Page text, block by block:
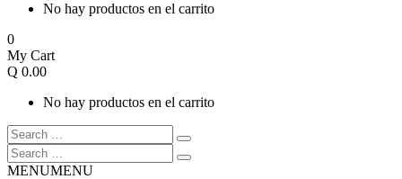
No hay productos en el carrito
0
My Cart
Q 0.00
No hay productos en el carrito
MENUMENU